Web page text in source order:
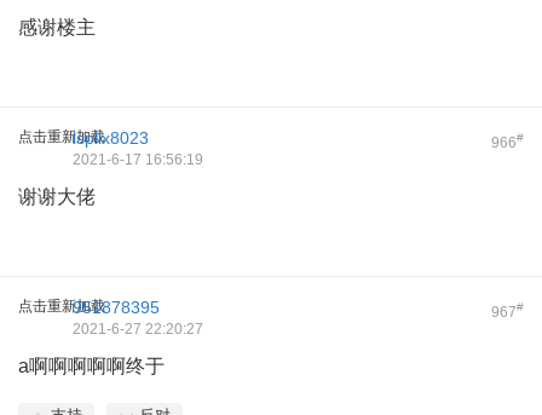
感谢楼主
点击重新加载 966#
lspllx8023
2021-6-17 16:56:19
谢谢大佬
点击重新加载 967#
951878395
2021-6-27 22:20:27
a啊啊啊啊啊终于